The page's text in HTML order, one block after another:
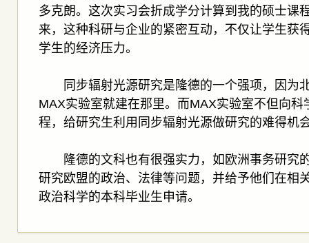
多克朗。这次实习会折成学分计算到我的硕士课
来，这种科研与企业的紧密互动，不仅让学生获
学生的经济压力。
同步辐射光源研究是隆德的一个强项，因为
MAX实验室就建在那里。而MAX实验室不但向
程，给研究生利用同步辐射光源做研究的难得机
隆德的文科也有很强实力，如欧洲事务研究
研究欧盟的政治、法律等问题，并给予他们在相
政治科学的本科毕业生申请。